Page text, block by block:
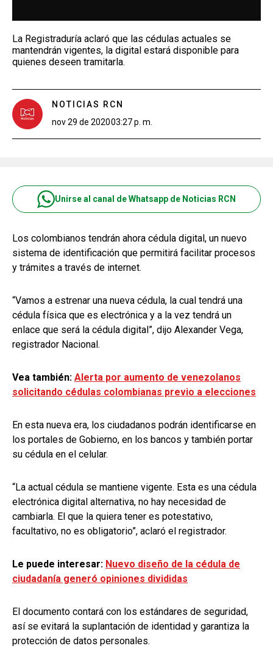
La Registraduría aclaró que las cédulas actuales se
mantendrán vigentes, la digital estará disponible para
quienes deseen tramitarla.
NOTICIAS RCN
nov 29 de 202003:27 p. m.
Unirse al canal de Whatsapp de Noticias RCN
Los colombianos tendrán ahora cédula digital, un nuevo
sistema de identificación que permitirá facilitar procesos
y trámites a través de internet.
“Vamos a estrenar una nueva cédula, la cual tendrá una
cédula física que es electrónica y a la vez tendrá un
enlace que será la cédula digital”, dijo Alexander Vega,
registrador Nacional.
Vea también: Alerta por aumento de venezolanos
solicitando cédulas colombianas previo a elecciones
En esta nueva era, los ciudadanos podrán identificarse en
los portales de Gobierno, en los bancos y también portar
su cédula en el celular.
“La actual cédula se mantiene vigente. Esta es una cédula
electrónica digital alternativa, no hay necesidad de
cambiarla. El que la quiera tener es potestativo,
facultativo, no es obligatorio”, aclaró el registrador.
Le puede interesar: Nuevo diseño de la cédula de
ciudadanía generó opiniones divididas
El documento contará con los estándares de seguridad,
así se evitará la suplantación de identidad y garantiza la
protección de datos personales.